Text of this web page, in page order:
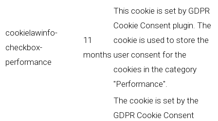
cookielawinfo-
checkbox-
performance
11
months
This cookie is set by GDPR
Cookie Consent plugin. The
cookie is used to store the
user consent for the
cookies in the category
"Performance".
The cookie is set by the
GDPR Cookie Consent